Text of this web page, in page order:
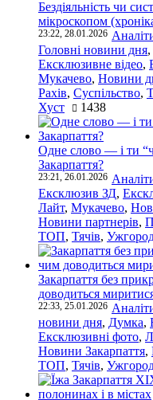
Бездіяльність чи
мікроскопом
23:22, 28.01.2026
Головні новини дня,
Ексклюзивне відео,
Мукачево, Новини
Рахів, Суспільство,
Хуст
1438
Одне слово — і ти
Закарпаття?
23:21, 26.01.2026
Ексклюзив ЗД,
Лайт, Мукачево,
Новини партнерів,
ТОП, Тячів,
Закарпаття без
доводиться
22:33, 25.01.2026
новини дня, Думка,
Ексклюзивні фото,
Новини Закарпаття,
ТОП, Тячів,